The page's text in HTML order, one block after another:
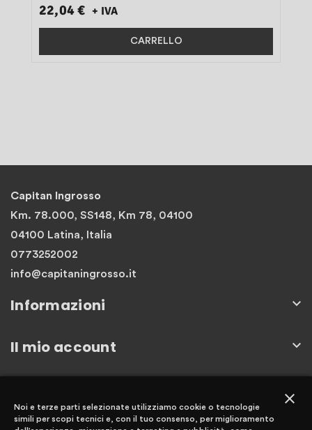
22,04 € + IVA
CARRELLO
Capitan Ingrosso
Km. 78.000, SS148, Km 78, 04100
04100 Latina, Italia
0773252002
info@capitaningrosso.it
Informazioni 
Il mio account 
close
Noi e terze parti selezionate utilizziamo cookie o tecnologie
simili per scopi tecnici e, con il tuo consenso, per miglioramento